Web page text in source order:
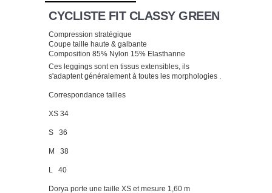
CYCLISTE FIT CLASSY GREEN
Compression stratégique
Coupe taille haute & galbante
Composition 85% Nylon 15% Elasthanne
Ces leggings sont en tissus extensibles, ils
s'adaptent généralement à toutes les morphologies .
Correspondance tailles
XS 34
S 36
M 38
L 40
Dorya porte une taille XS et mesure 1,60 m